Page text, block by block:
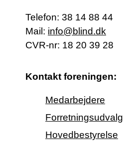
Telefon: 38 14 88 44
Mail: info@blind.dk
CVR-nr: 18 20 39 28
Kontakt foreningen:
Medarbejdere
Forretningsudvalg
Hovedbestyrelse